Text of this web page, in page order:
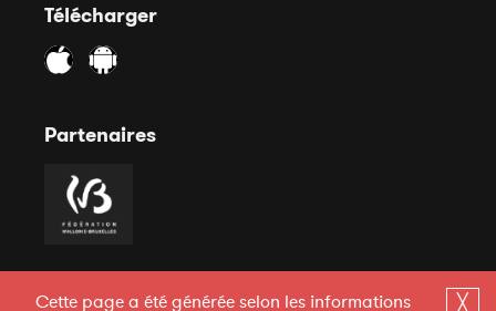
╳
Cette page a été générée selon les informations
Télécharger
Partenaires